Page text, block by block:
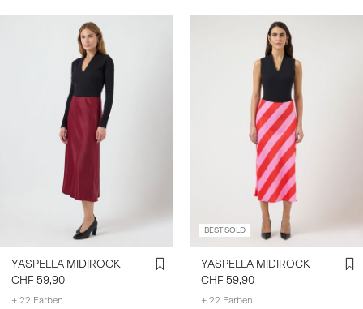
/
YASPELLA MIDIROCK
CHF 59,90
+ 22 Farben
BEST SOLD
YASPELLA MIDIROCK
CHF 59,90
+ 22 Farben